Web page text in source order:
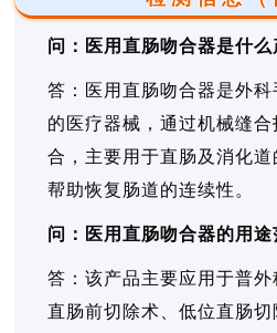
问：医用直肠吻合器是什么
答：医用直肠吻合器是外
的医疗器械，通过机械缝
合，主要用于直肠及消化道
帮助恢复肠道的连续性。
问：医用直肠吻合器的用途
答：该产品主要应用于普
直肠前切除术、低位直肠